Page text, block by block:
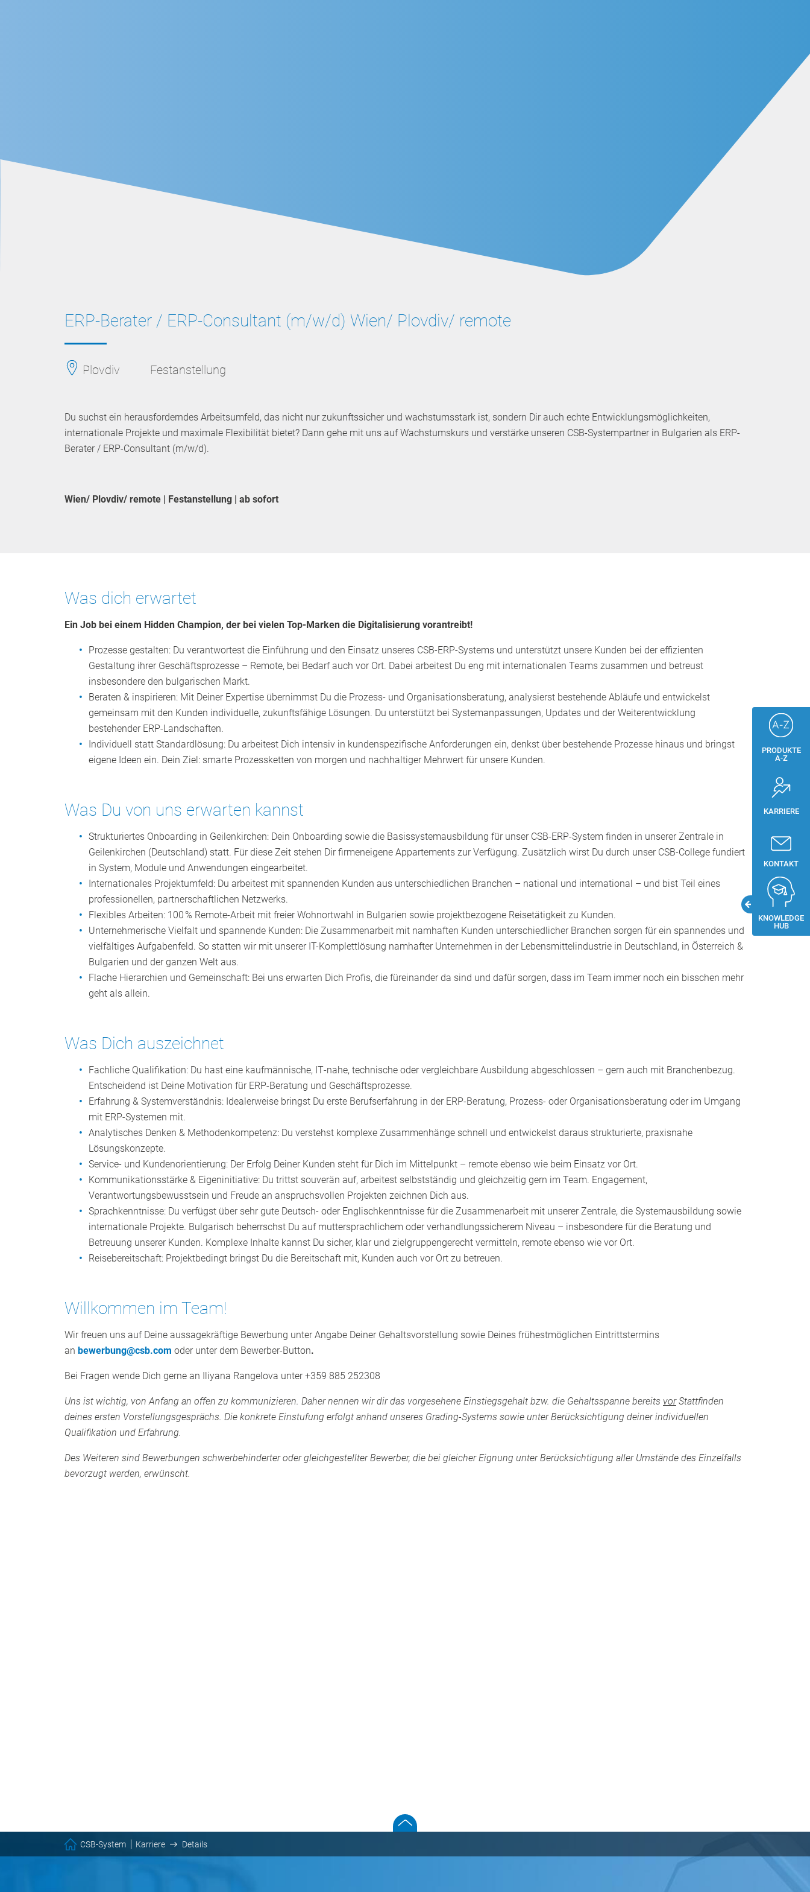
ERP-Berater / ERP-Consultant (m/w/d) Wien/ Plovdiv/ remote
Plovdiv Festanstellung
Du suchst ein herausforderndes Arbeitsumfeld, das nicht nur zukunftssicher und wachstumsstark ist, sondern Dir auch echte Entwicklungsmöglichkeiten,
internationale Projekte und maximale Flexibilität bietet? Dann gehe mit uns auf Wachstumskurs und verstärke unseren CSB‑Systempartner in Bulgarien als ERP-
Berater / ERP-Consultant (m/w/d).
Wien/ Plovdiv/ remote | Festanstellung | ab sofort
Was dich erwartet
Ein Job bei einem Hidden Champion, der bei vielen Top-Marken die Digitalisierung vorantreibt!
Prozesse gestalten: Du verantwortest die Einführung und den Einsatz unseres CSB‑ERP‑Systems und unterstützt unsere Kunden bei der effizienten
Gestaltung ihrer Geschäftsprozesse – Remote, bei Bedarf auch vor Ort. Dabei arbeitest Du eng mit internationalen Teams zusammen und betreust
insbesondere den bulgarischen Markt.
Beraten & inspirieren: Mit Deiner Expertise übernimmst Du die Prozess‑ und Organisationsberatung, analysierst bestehende Abläufe und entwickelst
gemeinsam mit den Kunden individuelle, zukunftsfähige Lösungen. Du unterstützt bei Systemanpassungen, Updates und der Weiterentwicklung
bestehender ERP‑Landschaften.
Individuell statt Standardlösung: Du arbeitest Dich intensiv in kundenspezifische Anforderungen ein, denkst über bestehende Prozesse hinaus und bringst
eigene Ideen ein. Dein Ziel: smarte Prozessketten von morgen und nachhaltiger Mehrwert für unsere Kunden.
Was Du von uns erwarten kannst
Strukturiertes Onboarding in Geilenkirchen: Dein Onboarding sowie die Basissystemausbildung für unser CSB‑ERP‑System finden in unserer Zentrale in
Geilenkirchen (Deutschland) statt. Für diese Zeit stehen Dir firmeneigene Appartements zur Verfügung. Zusätzlich wirst Du durch unser CSB‑College fundiert
in System, Module und Anwendungen eingearbeitet.
Internationales Projektumfeld: Du arbeitest mit spannenden Kunden aus unterschiedlichen Branchen – national und international – und bist Teil eines
professionellen, partnerschaftlichen Netzwerks.
Flexibles Arbeiten: 100 % Remote‑Arbeit mit freier Wohnortwahl in Bulgarien sowie projektbezogene Reisetätigkeit zu Kunden.
Unternehmerische Vielfalt und spannende Kunden: Die Zusammenarbeit mit namhaften Kunden unterschiedlicher Branchen sorgen für ein spannendes und
vielfältiges Aufgabenfeld. So statten wir mit unserer IT-Komplettlösung namhafter Unternehmen in der Lebensmittelindustrie in Deutschland, in Österreich &
Bulgarien und der ganzen Welt aus.
Flache Hierarchien und Gemeinschaft: Bei uns erwarten Dich Profis, die füreinander da sind und dafür sorgen, dass im Team immer noch ein bisschen mehr
geht als allein.
Was Dich auszeichnet
Fachliche Qualifikation: Du hast eine kaufmännische, IT‑nahe, technische oder vergleichbare Ausbildung abgeschlossen – gern auch mit Branchenbezug.
Entscheidend ist Deine Motivation für ERP‑Beratung und Geschäftsprozesse.
Erfahrung & Systemverständnis: Idealerweise bringst Du erste Berufserfahrung in der ERP‑Beratung, Prozess‑ oder Organisationsberatung oder im Umgang
mit ERP‑Systemen mit.
Analytisches Denken & Methodenkompetenz: Du verstehst komplexe Zusammenhänge schnell und entwickelst daraus strukturierte, praxisnahe
Lösungskonzepte.
Service‑ und Kundenorientierung: Der Erfolg Deiner Kunden steht für Dich im Mittelpunkt – remote ebenso wie beim Einsatz vor Ort.
Kommunikationsstärke & Eigeninitiative: Du trittst souverän auf, arbeitest selbstständig und gleichzeitig gern im Team. Engagement,
Verantwortungsbewusstsein und Freude an anspruchsvollen Projekten zeichnen Dich aus.
Sprachkenntnisse: Du verfügst über sehr gute Deutsch‑ oder Englischkenntnisse für die Zusammenarbeit mit unserer Zentrale, die Systemausbildung sowie
internationale Projekte. Bulgarisch beherrschst Du auf muttersprachlichem oder verhandlungssicherem Niveau – insbesondere für die Beratung und
Betreuung unserer Kunden. Komplexe Inhalte kannst Du sicher, klar und zielgruppengerecht vermitteln, remote ebenso wie vor Ort.
Reisebereitschaft: Projektbedingt bringst Du die Bereitschaft mit, Kunden auch vor Ort zu betreuen.
Willkommen im Team!
Wir freuen uns auf Deine aussagekräftige Bewerbung unter Angabe Deiner Gehaltsvorstellung sowie Deines frühestmöglichen Eintrittstermins
an bewerbung@csb.com oder unter dem Bewerber-Button.
Bei Fragen wende Dich gerne an Iliyana Rangelova unter +359 885 252308
Uns ist wichtig, von Anfang an offen zu kommunizieren. Daher nennen wir dir das vorgesehene Einstiegsgehalt bzw. die Gehaltsspanne bereits vorStattfinden
deines ersten Vorstellungsgesprächs. Die konkrete Einstufung erfolgt anhand unseres Grading-Systems sowie unter Berücksichtigung deiner individuellen
Qualifikation und Erfahrung.
Des Weiteren sind Bewerbungen schwerbehinderter oder gleichgestellter Bewerber, die bei gleicher Eignung unter Berücksichtigung aller Umstände des Einzelfalls
bevorzugt werden, erwünscht.
PRODUKTE
A-Z
KARRIERE
KONTAKT
KNOWLEDGE
HUB
CSB-System Karriere Details